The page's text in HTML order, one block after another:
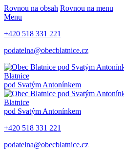
Rovnou na obsah Rovnou na menu
Menu
+420 518 331 221
podatelna@obecblatnice.cz
Blatnice
pod Svatým Antonínkem
Blatnice
pod Svatým Antonínkem
+420 518 331 221
podatelna@obecblatnice.cz